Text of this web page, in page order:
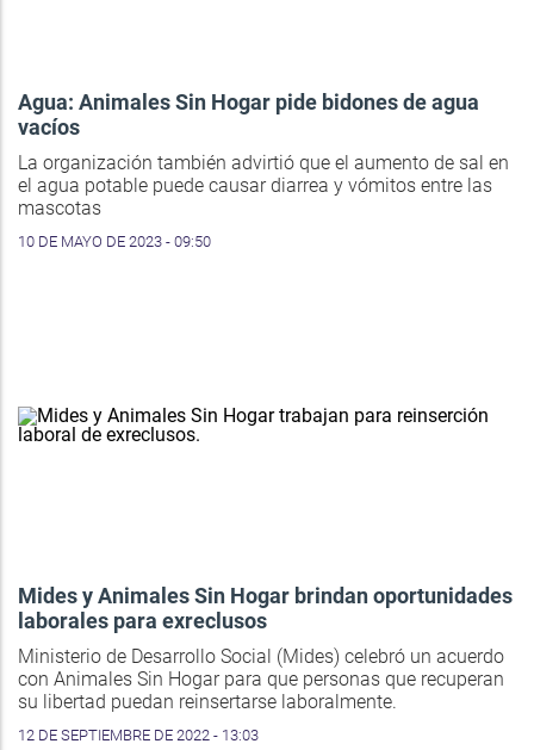
Agua: Animales Sin Hogar pide bidones de agua
vacíos
La organización también advirtió que el aumento de sal en
el agua potable puede causar diarrea y vómitos entre las
mascotas
10 DE MAYO DE 2023 - 09:50
Mides y Animales Sin Hogar brindan oportunidades
laborales para exreclusos
Ministerio de Desarrollo Social (Mides) celebró un acuerdo
con Animales Sin Hogar para que personas que recuperan
su libertad puedan reinsertarse laboralmente.
12 DE SEPTIEMBRE DE 2022 - 13:03